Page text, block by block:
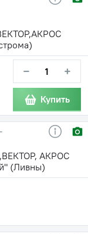
− +
Купить
АКРОС
(Ливны)